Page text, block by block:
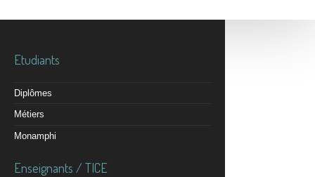
Etudiants
Diplômes
Métiers
Monamphi
Enseignants / TICE